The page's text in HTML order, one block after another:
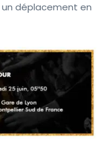
déplacement en